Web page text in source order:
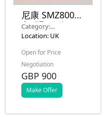
尼康 SMZ800
立體顯微鏡
Category:
Microscopy &
Location: UK
Open for Price
Negotiation
GBP 900
Make Offer